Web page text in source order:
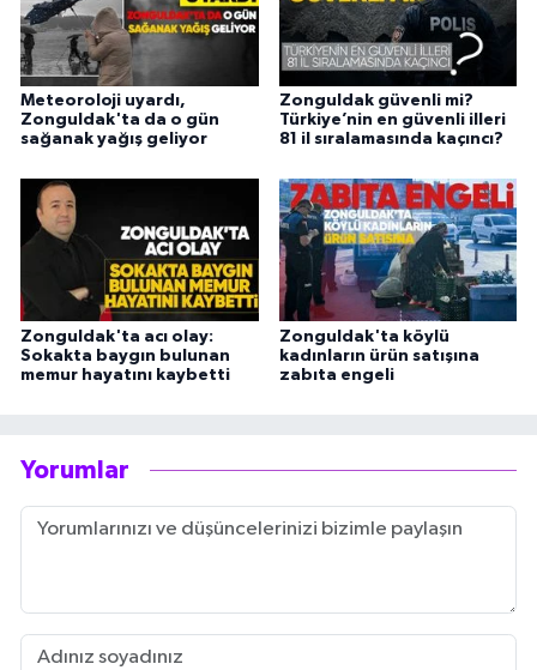
Meteoroloji uyardı,
Zonguldak'ta da o gün
sağanak yağış geliyor
Zonguldak güvenli mi?
Türkiye’nin en güvenli illeri
81 il sıralamasında kaçıncı?
Zonguldak'ta acı olay:
Sokakta baygın bulunan
memur hayatını kaybetti
Zonguldak'ta köylü
kadınların ürün satışına
zabıta engeli
Yorumlar